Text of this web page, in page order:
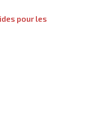
pour les